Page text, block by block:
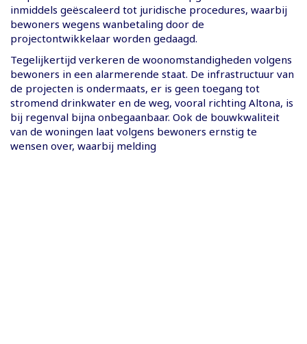
inmiddels geëscaleerd tot juridische procedures, waarbij
bewoners wegens wanbetaling door de
projectontwikkelaar worden gedaagd.
Tegelijkertijd verkeren de woonomstandigheden volgens
bewoners in een alarmerende staat. De infrastructuur van
de projecten is ondermaats, er is geen toegang tot
stromend drinkwater en de weg, vooral richting Altona, is
bij regenval bijna onbegaanbaar. Ook de bouwkwaliteit
van de woningen laat volgens bewoners ernstig te
wensen over, waarbij melding